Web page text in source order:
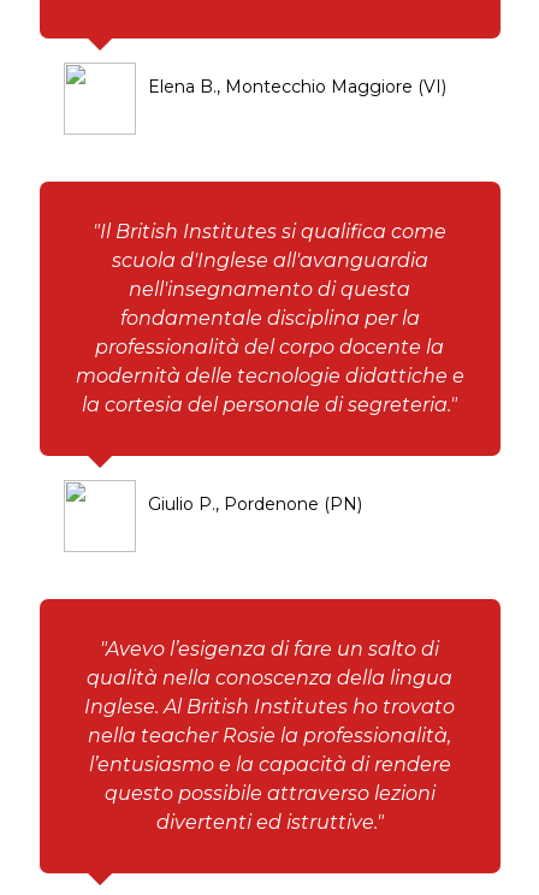
Elena B., Montecchio Maggiore (VI)
"Il British Institutes si qualifica come
scuola d'Inglese all'avanguardia
nell'insegnamento di questa
fondamentale disciplina per la
professionalità del corpo docente la
modernità delle tecnologie didattiche e
la cortesia del personale di segreteria."
Giulio P., Pordenone (PN)
"Avevo l’esigenza di fare un salto di
qualità nella conoscenza della lingua
Inglese. Al British Institutes ho trovato
nella teacher Rosie la professionalità,
l’entusiasmo e la capacità di rendere
questo possibile attraverso lezioni
divertenti ed istruttive."